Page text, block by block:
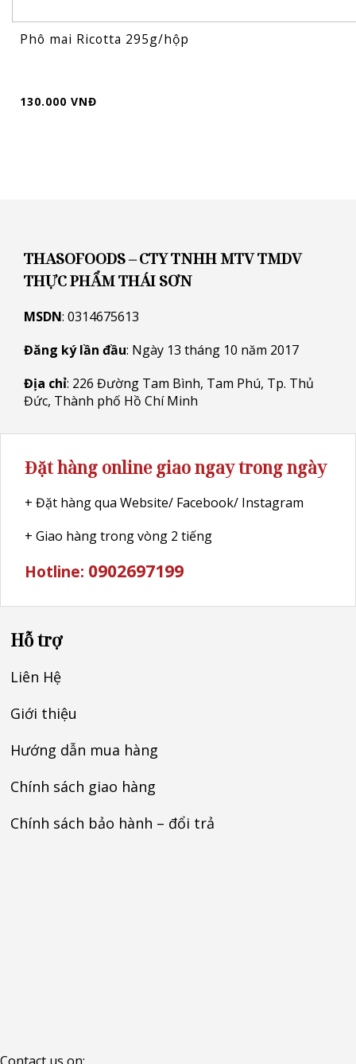
Phô mai Ricotta 295g/hộp
130.000 VNĐ
THASOFOODS – CTY TNHH MTV TMDV
THỰC PHẨM THÁI SƠN
MSDN: 0314675613
Đăng ký lần đầu: Ngày 13 tháng 10 năm 2017
Địa chỉ: 226 Đường Tam Bình, Tam Phú, Tp. Thủ
Đức, Thành phố Hồ Chí Minh
Đặt hàng online giao ngay trong ngày
+ Đặt hàng qua Website/ Facebook/ Instagram
+ Giao hàng trong vòng 2 tiếng
Hotline: 0902697199
Hỗ trợ
Liên Hệ
Giới thiệu
Hướng dẫn mua hàng
Chính sách giao hàng
Chính sách bảo hành – đổi trả